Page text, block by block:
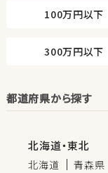
100万円以下
300万円以下
都道府県から探す
北海道・東北
北海道 青森県